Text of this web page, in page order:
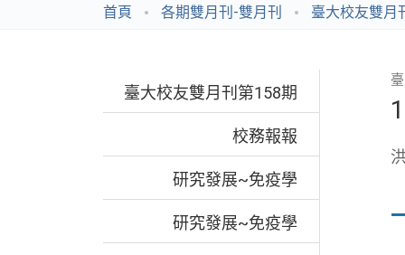
首頁 各期雙月刊-雙月刊 臺大校友雙月
臺大校友雙月刊第158期
校務報報
研究發展~免疫學
研究發展~免疫學